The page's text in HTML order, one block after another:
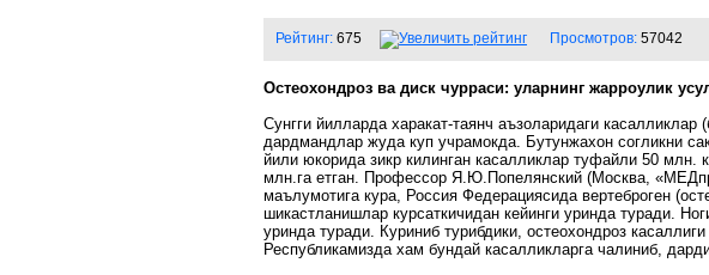
Рейтинг: 675 Просмотров: 57042
Остеохондроз ва диск чурраси: уларнинг жарроулик
Сунгги йилларда харакат-таянч аъзоларидаги
дардмандлар жуда куп учрамокда. Бутунжахон согликни
йили юкорида зикр килинган касалликлар туфайли 50 млн.
млн.га етган. Профессор Я.Ю.Попелянский (Москва,
маълумотига кура, Россия Федерациясида вертеброген
шикастланишлар курсаткичидан кейинги уринда туради.
уринда туради. Куриниб турибдики, остеохондроз
Республикамизда хам бундай касалликларга чалиниб,